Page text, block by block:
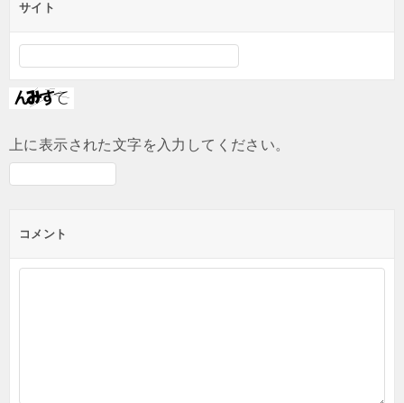
サイト
上に表示された文字を入力してください。
コメント